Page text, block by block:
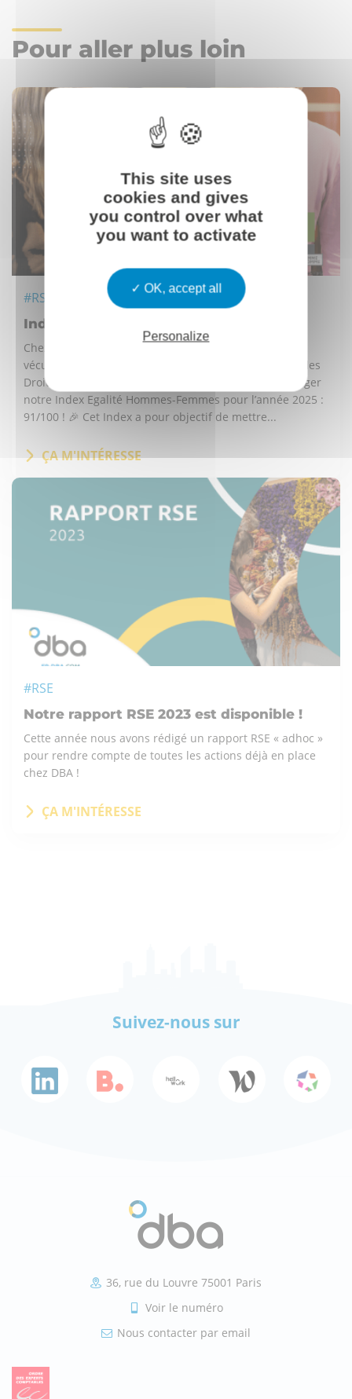
Pour aller plus loin
#RSE
Index Egalité Femmes-Hommes 2025 !
Chez DBA, l’égalité Hommes-Femmes est une réalité
vécue au quotidien ! En cette journée Internationale des
Droits des Femmes, nous sommes fiers de vous partager
notre Index Egalité Hommes-Femmes pour l’année 2025 :
91/100 ! 🎉 Cet Index a pour objectif de mettre...
ÇA M'INTÉRESSE
#RSE
Notre rapport RSE 2023 est disponible !
Cette année nous avons rédigé un rapport RSE « adhoc »
pour rendre compte de toutes les actions déjà en place
chez DBA !
ÇA M'INTÉRESSE
Suivez-nous sur
36, rue du Louvre 75001 Paris
Voir le numéro
Nous contacter par email
This site uses
cookies and gives
you control over what
you want to activate
OK, accept all
Personalize